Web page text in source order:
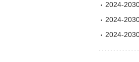
2024-
2024-
2024-